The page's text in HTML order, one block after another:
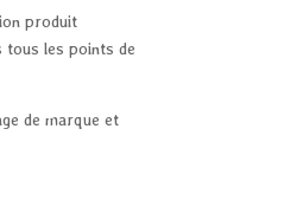
produit
tous les points de
de marque et